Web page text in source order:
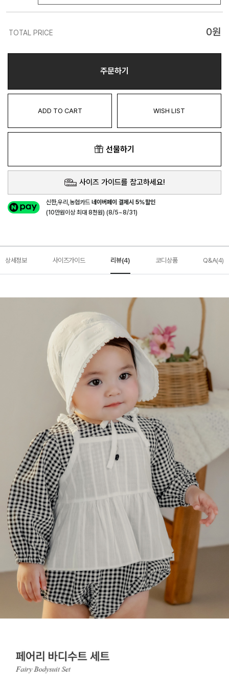
TOTAL PRICE 0원
주문하기
ADD TO CART WISH LIST
선물하기
사이즈 가이드를 참고하세요!
신한,우리,농협카드네이버페이 결제시 5%할인
(10만원이상 최대 8천원) (8/5~8/31)
상세정보 사이즈가이드 리뷰(4) 코디상품 Q&A(4)